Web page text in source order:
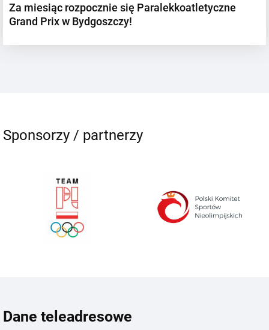
Za miesiąc rozpocznie się Paralekkoatletyczne
Grand Prix w Bydgoszczy!
Sponsorzy / partnerzy
Dane teleadresowe